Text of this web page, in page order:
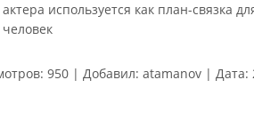
используется как план-связка
950 | Добавил: atamanov | Дата: